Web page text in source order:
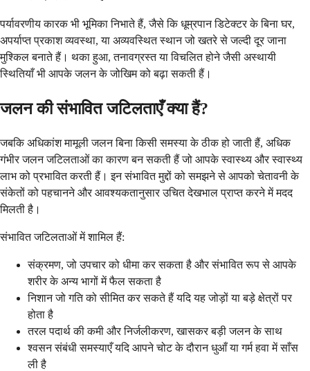
पर्यावरणीय कारक भी भूमिका निभाते हैं, जैसे कि धूम्रपान डिटेक्टर के बिना घर,
अपर्याप्त प्रकाश व्यवस्था, या अव्यवस्थित स्थान जो खतरे से जल्दी दूर जाना
मुश्किल बनाते हैं। थका हुआ, तनावग्रस्त या विचलित होने जैसी अस्थायी
स्थितियाँ भी आपके जलन के जोखिम को बढ़ा सकती हैं।
जलन की संभावित जटिलताएँ क्या हैं?
जबकि अधिकांश मामूली जलन बिना किसी समस्या के ठीक हो जाती हैं, अधिक
गंभीर जलन जटिलताओं का कारण बन सकती हैं जो आपके स्वास्थ्य और स्वास्थ्य
लाभ को प्रभावित करती हैं। इन संभावित मुद्दों को समझने से आपको चेतावनी के
संकेतों को पहचानने और आवश्यकतानुसार उचित देखभाल प्राप्त करने में मदद
मिलती है।
संभावित जटिलताओं में शामिल हैं:
संक्रमण, जो उपचार को धीमा कर सकता है और संभावित रूप से आपके
शरीर के अन्य भागों में फैल सकता है
निशान जो गति को सीमित कर सकते हैं यदि यह जोड़ों या बड़े क्षेत्रों पर
होता है
तरल पदार्थ की कमी और निर्जलीकरण, खासकर बड़ी जलन के साथ
श्वसन संबंधी समस्याएँ यदि आपने चोट के दौरान धुआँ या गर्म हवा में साँस
ली है